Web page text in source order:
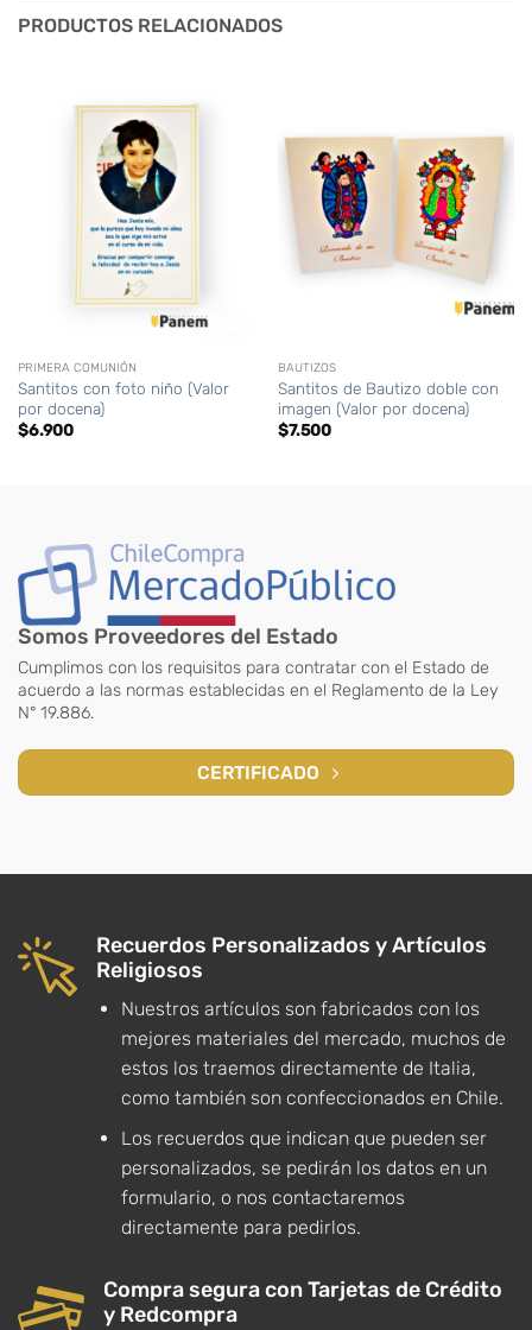
PRODUCTOS RELACIONADOS
PRIMERA COMUNIÓN
Santitos con foto niño (Valor
por docena)
$6.900
BAUTIZOS
Santitos de Bautizo doble con
imagen (Valor por docena)
$7.500
Somos Proveedores del Estado
Cumplimos con los requisitos para contratar con el Estado de
acuerdo a las normas establecidas en el Reglamento de la Ley
N° 19.886.
CERTIFICADO
Recuerdos Personalizados y Artículos
Religiosos
Nuestros artículos son fabricados con los
mejores materiales del mercado, muchos de
estos los traemos directamente de Italia,
como también son confeccionados en Chile.
Los recuerdos que indican que pueden ser
personalizados, se pedirán los datos en un
formulario, o nos contactaremos
directamente para pedirlos.
Compra segura con Tarjetas de Crédito
y Redcompra